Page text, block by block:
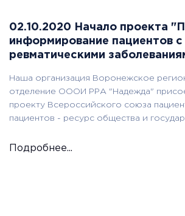
02.10.2020 Начало проекта
информирование пациентов с
ревматическими
Наша организация Воронежское
отделение ОООИ РРА "Надежда"
проекту Всероссийского союза
пациентов - ресурс общества и
Подробнее...